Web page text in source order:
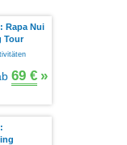
Rapa Nui
Tour
69 € »